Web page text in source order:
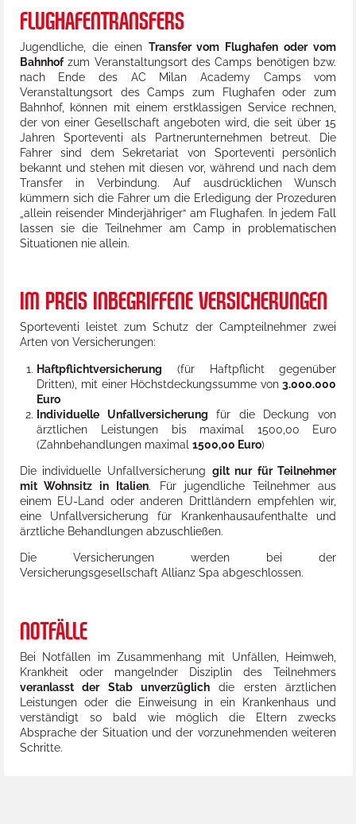
FLUGHAFENTRANSFERS
Jugendliche, die einen Transfer vom Flughafen oder vom
Bahnhofzum Veranstaltungsort des Camps benötigen bzw.
nach Ende des AC Milan Academy Camps vom
Veranstaltungsort des Camps zum Flughafen oder zum
Bahnhof, können mit einem erstklassigen Service rechnen,
der von einer Gesellschaft angeboten wird, die seit über 15
Jahren Sporteventi als Partnerunternehmen betreut. Die
Fahrer sind dem Sekretariat von Sporteventi persönlich
bekannt und stehen mit diesen vor, während und nach dem
Transfer in Verbindung. Auf ausdrücklichen Wunsch
kümmern sich die Fahrer um die Erledigung der Prozeduren
„allein reisender Minderjähriger“ am Flughafen. In jedem Fall
lassen sie die Teilnehmer am Camp in problematischen
Situationen nie allein.
IM PREIS INBEGRIFFENE VERSICHERUNGEN
Sporteventi leistet zum Schutz der Campteilnehmer zwei
Arten von Versicherungen:
Haftpflichtversicherung (für Haftpflicht gegenüber
Dritten), mit einer Höchstdeckungssumme von3.000.000
Euro
Individuelle Unfallversicherung für die Deckung von
ärztlichen Leistungen bis maximal 1500,00 Euro
(Zahnbehandlungen maximal1500,00 Euro)
Die individuelle Unfallversicherung gilt nur für Teilnehmer
mit Wohnsitz in Italien. Für jugendliche Teilnehmer aus
einem EU-Land oder anderen Drittländern empfehlen wir,
eine Unfallversicherung für Krankenhausaufenthalte und
ärztliche Behandlungen abzuschließen.
Die Versicherungen werden bei der
Versicherungsgesellschaft Allianz Spa abgeschlossen.
NOTFÄLLE
Bei Notfällen im Zusammenhang mit Unfällen, Heimweh,
Krankheit oder mangelnder Disziplin des Teilnehmers
veranlasst der Stab unverzüglich die ersten ärztlichen
Leistungen oder die Einweisung in ein Krankenhaus und
verständigt so bald wie möglich die Eltern zwecks
Absprache der Situation und der vorzunehmenden weiteren
Schritte.